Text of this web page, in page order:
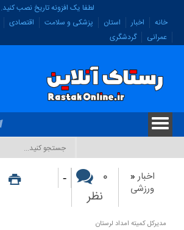
لطفا یک افزونه تاریخ نصب کنید.
خانه
اخبار استان پزشکی و سلامت اقتصادی
عمرانی
گردشگری
اخبار«
ورزشی
۰
نظر
-
مدیرکل کمیته امداد لرستان